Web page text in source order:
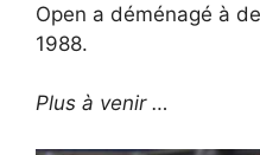
Open a déménagé à
1988.
Plus à venir …